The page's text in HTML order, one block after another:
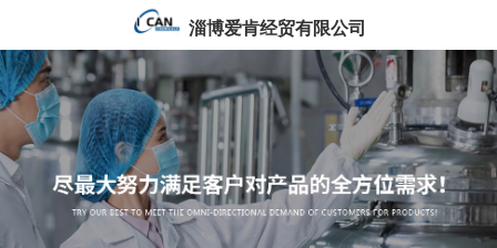
淄博爱肯经贸有限公司